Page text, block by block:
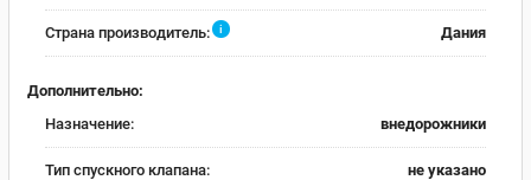
Страна производитель: i Дания
Дополнительно:
Назначение:
внедорожники
Тип спускного клапана: не указано